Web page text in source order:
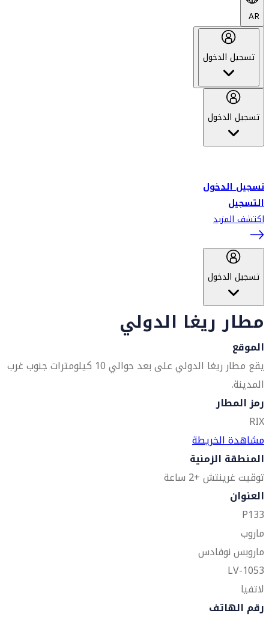
AR
تسجيل الدخول
تسجيل الدخول
تسجيل الدخول
التسجيل
اكتشف المزيد
تسجيل الدخول
مطار ريغا الدولي
الموقع
يقع مطار ريغا الدولي على بعد حوالي 10 كيلومترات جنوب غرب
المدينة.
رمز المطار
RIX
مشاهدة الخريطة
المنطقة الزمنية
توقيت غرينتش +2 ساعة
العنوان
P133
ماروب
ماروبس نوفادس
LV-1053
لاتفيا
رقم الهاتف